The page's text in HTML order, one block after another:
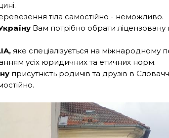
тіла самостійно - неможливо.
Вам потрібно обрати ліцензовану
яке спеціалізується на міжнародному
усіх юридичних та етичних норм.
присутність родичів та друзів в